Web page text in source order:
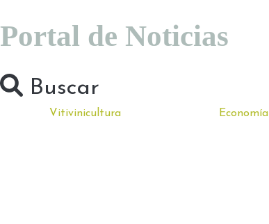
Portal de Noticias
Buscar
Vitivinicultura Economía